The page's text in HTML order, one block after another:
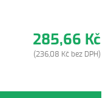
285,66 Kč
(236,08 Kč bez DPH)